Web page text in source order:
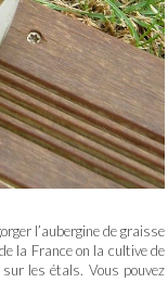
l’aubergine de graisse
la France on la cultive de
les étals. Vous pouvez